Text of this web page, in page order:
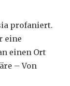
profaniert.
eine
einen Ort
– Von